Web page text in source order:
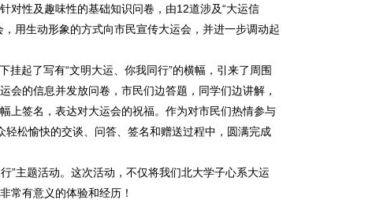
性及趣味性的基础知识问卷，由12道涉及“大运信
用生动形象的方式向市民宣传大运会，并进一步调动起
起了写有“文明大运、你我同行”的横幅，引来了周围
的信息并发放问卷，市民们边答题，同学们边讲解，
上签名，表达对大运会的祝福。作为对市民们热情参与
松愉快的交谈、问答、签名和赠送过程中，圆满完成
主题活动。这次活动，不仅将我们北大学子心系大运
常有意义的体验和经历！